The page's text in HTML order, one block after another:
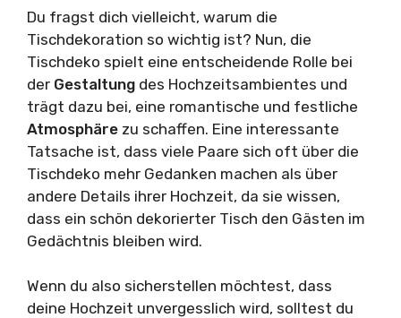
Du fragst dich vielleicht, warum die
Tischdekoration so wichtig ist? Nun, die
Tischdeko spielt eine entscheidende Rolle bei
der Gestaltung des Hochzeitsambientes und
trägt dazu bei, eine romantische und festliche
Atmosphäre zu schaffen. Eine interessante
Tatsache ist, dass viele Paare sich oft über die
Tischdeko mehr Gedanken machen als über
andere Details ihrer Hochzeit, da sie wissen,
dass ein schön dekorierter Tisch den Gästen im
Gedächtnis bleiben wird.
Wenn du also sicherstellen möchtest, dass
deine Hochzeit unvergesslich wird, solltest du